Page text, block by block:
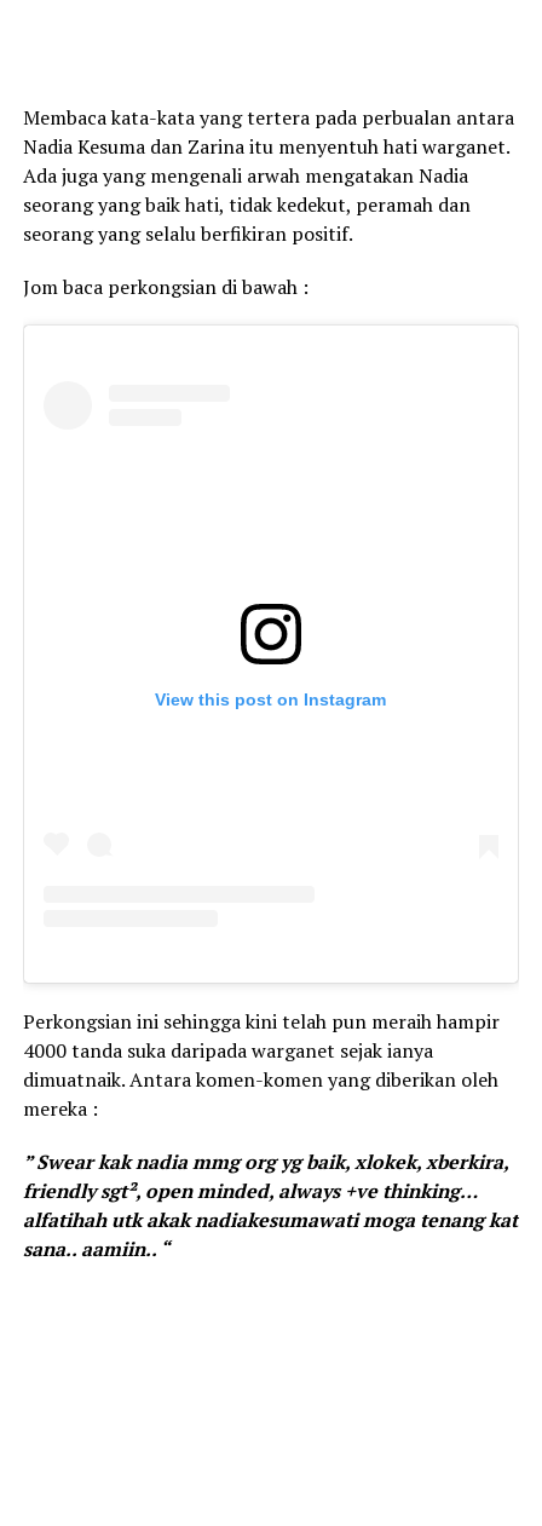
Membaca kata-kata yang tertera pada perbualan antara
Nadia Kesuma dan Zarina itu menyentuh hati warganet.
Ada juga yang mengenali arwah mengatakan Nadia
seorang yang baik hati, tidak kedekut, peramah dan
seorang yang selalu berfikiran positif.
Jom baca perkongsian di bawah :
View this post on Instagram
Perkongsian ini sehingga kini telah pun meraih hampir
4000 tanda suka daripada warganet sejak ianya
dimuatnaik. Antara komen-komen yang diberikan oleh
mereka :
” Swear kak nadia mmg org yg baik, xlokek, xberkira,
friendly sgt², open minded, always +ve thinking…
alfatihah utk akak nadiakesumawati moga tenang kat
sana.. aamiin.. “